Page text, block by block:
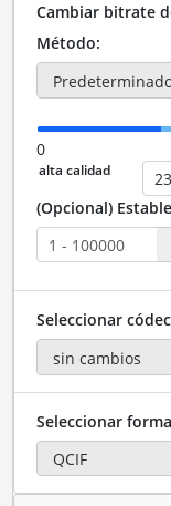
Cambiar bitrate
Método:
0
(Opcional)
Seleccionar
Seleccionar